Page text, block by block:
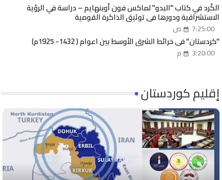
الكُرد في كتاب "البدو" لماكس فون أوبنهايم – دراسة في الرؤية
الاستشراقية ودورها في توثيق الذاكرة القومية
7:25:00 ص
"كردستان" في خرائط الشرق الأوسط بين اعوام ( 1432- 1925م)
3:20:00 م
إقليم كوردستان